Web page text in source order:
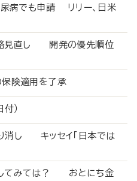
病でも申請 リリー、日米
略見直し 開発の優先順位
保険適用を了承
日付）
消し キッセイ「日本では
してみては？ おとにち金